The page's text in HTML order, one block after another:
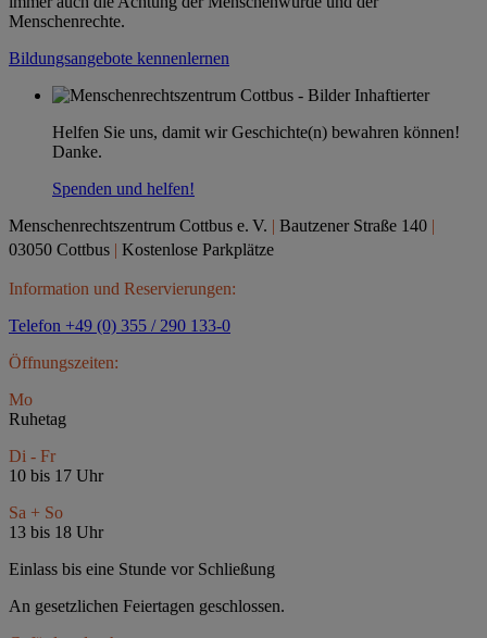
Menschenrechte.
Bildungsangebote kennenlernen
Helfen Sie uns, damit wir Geschichte(n) bewahren können!
Danke.
Spenden und helfen!
Menschenrechtszentrum Cottbus e. V. | Bautzener Straße 140 |
03050 Cottbus | Kostenlose Parkplätze
Information und Reservierungen:
Telefon +49 (0) 355 / 290 133-0
Öffnungszeiten:
Mo
Ruhetag
Di - Fr
10 bis 17 Uhr
Sa + So
13 bis 18 Uhr
Einlass bis eine Stunde vor Schließung
An gesetzlichen Feiertagen geschlossen.